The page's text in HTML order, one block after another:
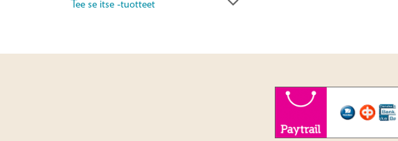
Tee se itse -tuotteet